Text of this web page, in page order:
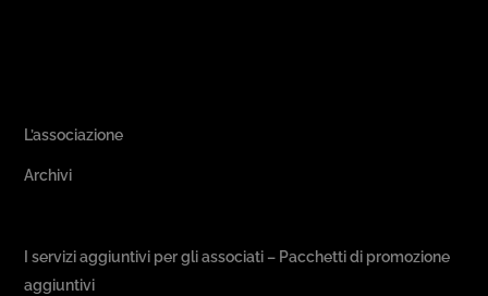
L’associazione
Archivi
I servizi aggiuntivi per gli associati – Pacchetti di promozione
aggiuntivi